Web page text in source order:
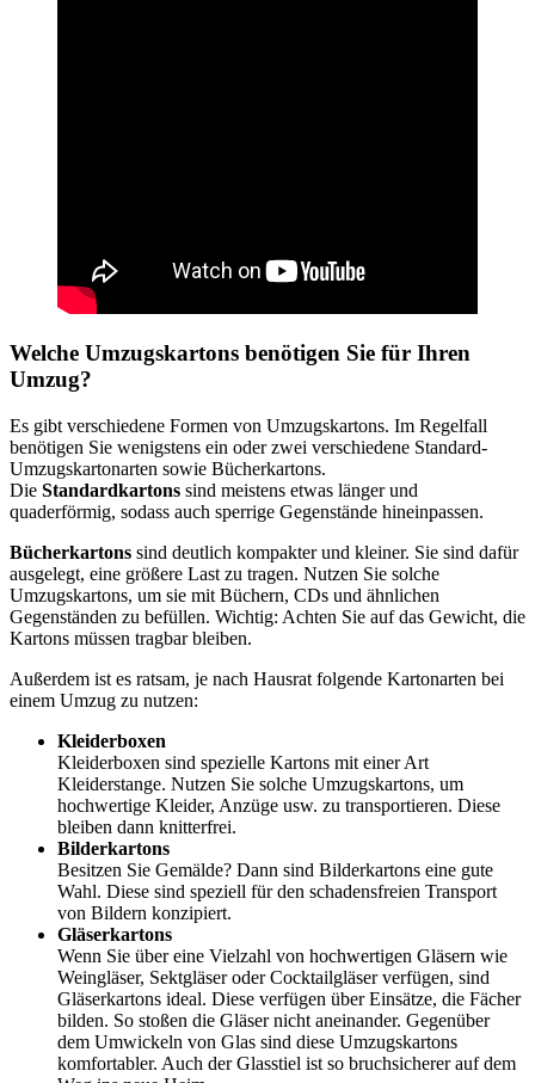
Welche Umzugskartons benötigen Sie für Ihren
Umzug?
Es gibt verschiedene Formen von Umzugskartons. Im Regelfall
benötigen Sie wenigstens ein oder zwei verschiedene Standard-
Umzugskartonarten sowie Bücherkartons.
Die Standardkartons sind meistens etwas länger und
quaderförmig, sodass auch sperrige Gegenstände hineinpassen.
Bücherkartons sind deutlich kompakter und kleiner. Sie sind dafür
ausgelegt, eine größere Last zu tragen. Nutzen Sie solche
Umzugskartons, um sie mit Büchern, CDs und ähnlichen
Gegenständen zu befüllen. Wichtig: Achten Sie auf das Gewicht, die
Kartons müssen tragbar bleiben.
Außerdem ist es ratsam, je nach Hausrat folgende Kartonarten bei
einem Umzug zu nutzen:
Kleiderboxen
Kleiderboxen sind spezielle Kartons mit einer Art
Kleiderstange. Nutzen Sie solche Umzugskartons, um
hochwertige Kleider, Anzüge usw. zu transportieren. Diese
bleiben dann knitterfrei.
Bilderkartons
Besitzen Sie Gemälde? Dann sind Bilderkartons eine gute
Wahl. Diese sind speziell für den schadensfreien Transport
von Bildern konzipiert.
Gläserkartons
Wenn Sie über eine Vielzahl von hochwertigen Gläsern wie
Weingläser, Sektgläser oder Cocktailgläser verfügen, sind
Gläserkartons ideal. Diese verfügen über Einsätze, die Fächer
bilden. So stoßen die Gläser nicht aneinander. Gegenüber
dem Umwickeln von Glas sind diese Umzugskartons
komfortabler. Auch der Glasstiel ist so bruchsicherer auf dem